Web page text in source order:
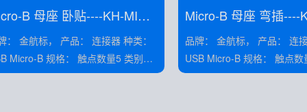
B 母座 卧贴----KH-MINI-
5P-Cu
航标， 产品： 连接器 种类：
B 规格： 触点数量5 类别：
母座 安装： 弯插 电压/电流： 1.5A
Micro-B 母座 弯插----
DIP90-5P-Cu
品牌： 金航标， 产品： 连接器 种类：
USB Micro-B 规格： 触点数量5 类别：
母座 安装： 弯插 电